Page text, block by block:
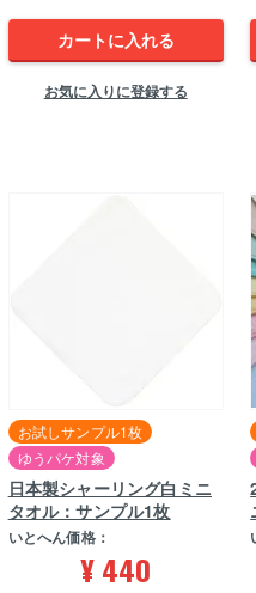
カートに入れる
お気に入りに登録する
お試しサンプル1枚
ゆうパケ対象
日本製シャーリング白ミニ
タオル：サンプル1枚
いとへん価格：
¥ 440